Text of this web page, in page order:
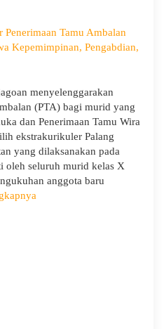
Kelas
X
SMAN
1
Pejagoan
Tahun
Pelajaran
2026/2027
Penerimaan Tamu Ambalan
Kepemimpinan, Pengabdian,
menyelenggarakan
(PTA) bagi murid yang
dan Penerimaan Tamu Wira
ekstrakurikuler Palang
yang dilaksanakan pada
oleh seluruh murid kelas X
anggota baru